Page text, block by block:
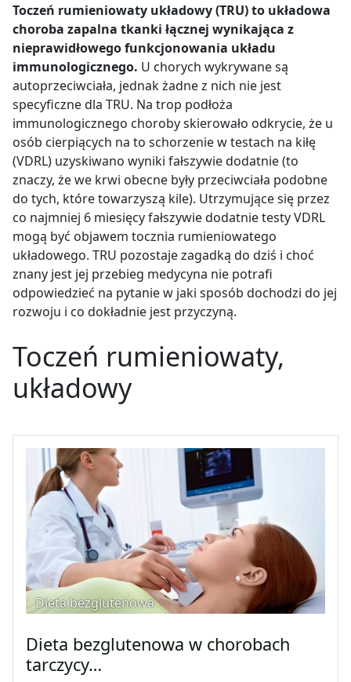
Toczeń rumieniowaty układowy (TRU) to układowa
choroba zapalna tkanki łącznej wynikająca z
nieprawidłowego funkcjonowania układu
immunologicznego. U chorych wykrywane są
autoprzeciwciała, jednak żadne z nich nie jest
specyficzne dla TRU. Na trop podłoża
immunologicznego choroby skierowało odkrycie, że u
osób cierpiących na to schorzenie w testach na kiłę
(VDRL) uzyskiwano wyniki fałszywie dodatnie (to
znaczy, że we krwi obecne były przeciwciała podobne
do tych, które towarzyszą kile). Utrzymujące się przez
co najmniej 6 miesięcy fałszywie dodatnie testy VDRL
mogą być objawem tocznia rumieniowatego
układowego. TRU pozostaje zagadką do dziś i choć
znany jest jej przebieg medycyna nie potrafi
odpowiedzieć na pytanie w jaki sposób dochodzi do jej
rozwoju i co dokładnie jest przyczyną.
Toczeń rumieniowaty,
układowy
Dieta bezglutenowa
Dieta bezglutenowa w chorobach
tarczycy…